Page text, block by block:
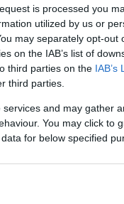
is processed you
utilized by us or
may separately opt-out
on the IAB’s list of
third parties on the IAB’s
third parties.
and may gather
You may click to
for below specified